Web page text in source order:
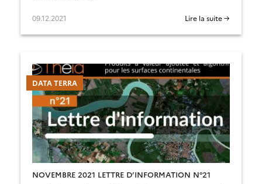
09.12.2021 Lire la suite →
DATA TERRA
NOVEMBRE 2021 LETTRE D’INFORMATION N°21